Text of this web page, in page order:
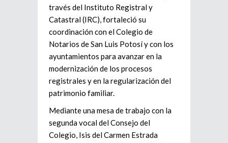
través del Instituto Registral y
Catastral (IRC), fortaleció su
coordinación con el Colegio de
Notarios de San Luis Potosí y con los
ayuntamientos para avanzar en la
modernización de los procesos
registrales y en la regularización del
patrimonio familiar.
Mediante una mesa de trabajo con la
segunda vocal del Consejo del
Colegio, Isis del Carmen Estrada